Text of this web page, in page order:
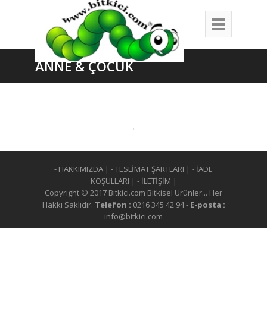
ANNE & ÇOCUK
- HAKKIMIZDA | - TESLİMAT ŞARTLARI | - İADE
KOŞULLARI | - İLETİŞİM |
Copyright © 2017 Bitkici.com Bitkisel Ürünler... Her
Hakkı Saklıdır. Telefon : 0216 345 42 94 - E-posta :
info@bitkici.com